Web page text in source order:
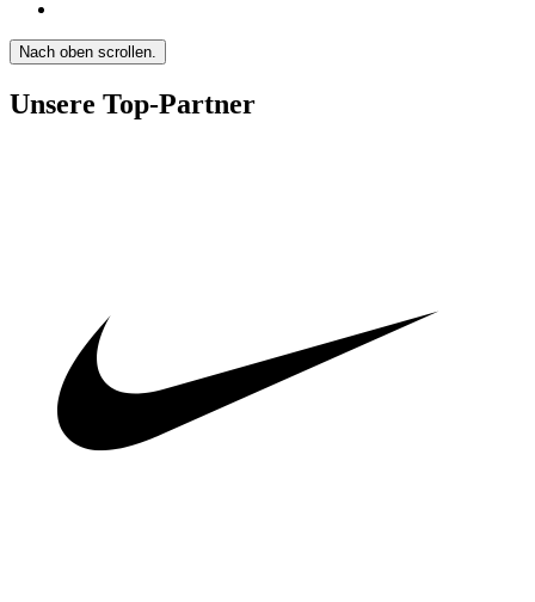
Nach oben scrollen.
Unsere Top-Partner